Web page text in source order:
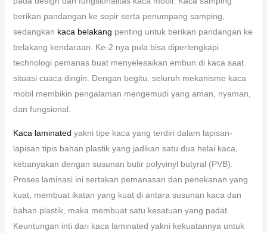
berikan pandangan ke sopir serta penumpang samping,
sedangkan kaca belakang penting untuk berikan pandangan ke
belakang kendaraan. Ke-2 nya pula bisa diperlengkapi
technologi pemanas buat menyelesaikan embun di kaca saat
situasi cuaca dingin. Dengan begitu, seluruh mekanisme kaca
mobil membikin pengalaman mengemudi yang aman, nyaman,
dan fungsional.
Kaca laminated yakni tipe kaca yang terdiri dalam lapisan-
lapisan tipis bahan plastik yang jadikan satu dua helai kaca,
kebanyakan dengan susunan butir polyvinyl butyral (PVB).
Proses laminasi ini sertakan pemanasan dan penekanan yang
kuat, membuat ikatan yang kuat di antara susunan kaca dan
bahan plastik, maka membuat satu kesatuan yang padat.
Keuntungan inti dari kaca laminated yakni kekuatannya untuk